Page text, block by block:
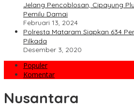
Jelang Pencoblosan, Cipayung
Pemilu Damai
Februari 13, 2024
Polresta Mataram Siapkan 634
Pilkada
Desember 3, 2020
Populer
Komentar
Nusantara